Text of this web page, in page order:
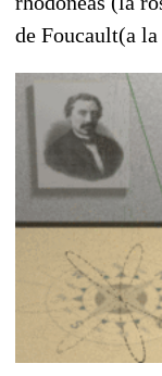
de Foucault(a